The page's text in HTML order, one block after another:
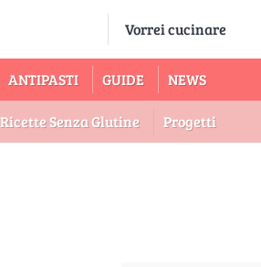
ANTIPASTI GUIDE NEWS
Ricette Senza Glutine Progetti